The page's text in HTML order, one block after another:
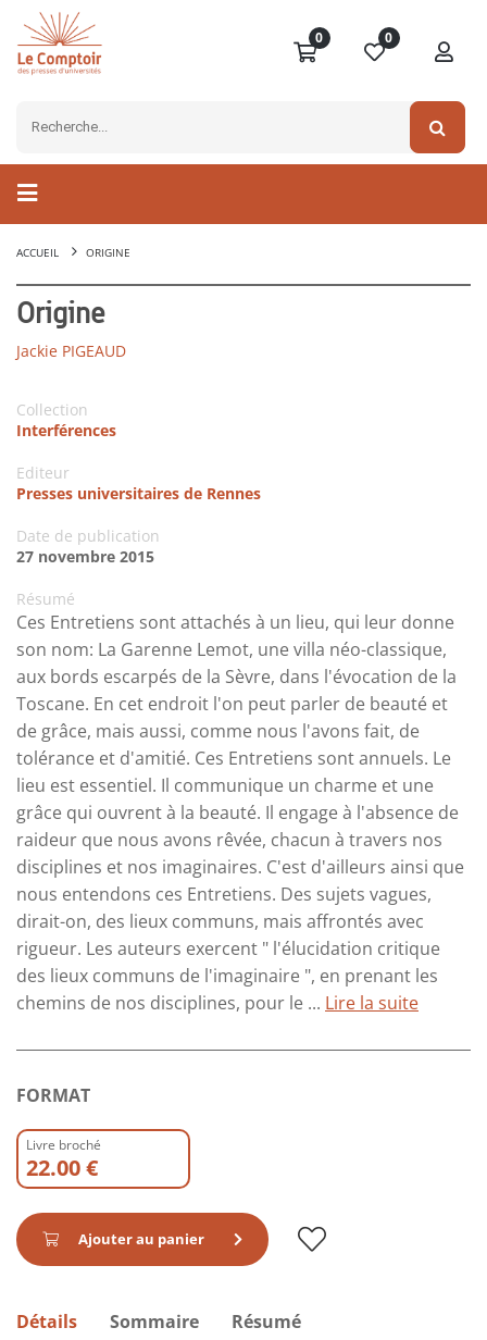
0 0
ACCUEIL ORIGINE
Origine
Jackie PIGEAUD
Collection
Interférences
Editeur
Presses universitaires de Rennes
Date de publication
27 novembre 2015
Résumé
Ces Entretiens sont attachés à un lieu, qui leur donne
son nom: La Garenne Lemot, une villa néo-classique,
aux bords escarpés de la Sèvre, dans l'évocation de la
Toscane. En cet endroit l'on peut parler de beauté et
de grâce, mais aussi, comme nous l'avons fait, de
tolérance et d'amitié. Ces Entretiens sont annuels. Le
lieu est essentiel. Il communique un charme et une
grâce qui ouvrent à la beauté. Il engage à l'absence de
raideur que nous avons rêvée, chacun à travers nos
disciplines et nos imaginaires. C'est d'ailleurs ainsi que
nous entendons ces Entretiens. Des sujets vagues,
dirait-on, des lieux communs, mais affrontés avec
rigueur. Les auteurs exercent " l'élucidation critique
des lieux communs de l'imaginaire ", en prenant les
chemins de nos disciplines, pour le ... Lire la suite
FORMAT
Livre broché
22.00 €
Ajouter au panier
Détails Sommaire Résumé